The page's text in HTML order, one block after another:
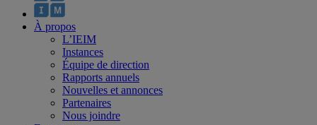
À propos
L’IEIM
Instances
Équipe de direction
Rapports annuels
Nouvelles et annonces
Partenaires
Nous joindre